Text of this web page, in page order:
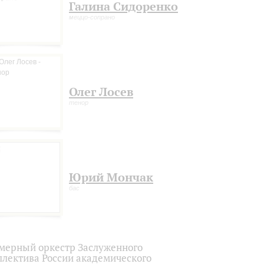
Галина Сидоренко
меццо-сопрано
Олег Лосев
тенор
Юрий Мончак
бас
оркестр Заслуженного
России академического